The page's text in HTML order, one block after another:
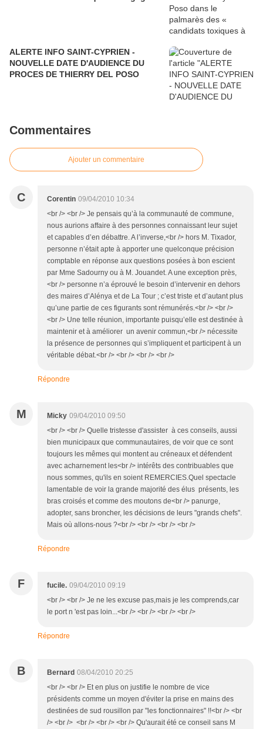
ALERTE INFO SAINT-CYPRIEN -
NOUVELLE DATE D'AUDIENCE DU
PROCES DE THIERRY DEL POSO
Commentaires
Ajouter un commentaire
C Corentin 09/04/2010 10:34
<br /> <br /> Je pensais qu’à la communauté de commune,
nous aurions affaire à des personnes connaissant leur sujet
et capables d’en débattre. A l’inverse,<br /> hors M. Tixador,
personne n’était apte à apporter une quelconque précision
comptable en réponse aux questions posées à bon escient
par Mme Sadourny ou à M. Jouandet. A une exception près,
<br /> personne n’a éprouvé le besoin d’intervenir en dehors
des maires d’Alénya et de La Tour ; c’est triste et d’autant plus
qu’une partie de ces figurants sont rémunérés.<br /> <br />
<br /> Une telle réunion, importante puisqu’elle est destinée à
maintenir et à améliorer un avenir commun,<br /> nécessite
la présence de personnes qui s’impliquent et participent à un
véritable débat.<br /> <br /> <br /> <br />
Répondre
M Micky 09/04/2010 09:50
<br /> <br /> Quelle tristesse d'assister à ces conseils, aussi
bien municipaux que communautaires, de voir que ce sont
toujours les mêmes qui montent au créneaux et défendent
avec acharnement les<br /> intérêts des contribuables que
nous sommes, qu'ils en soient REMERCIES.Quel spectacle
lamentable de voir la grande majorité des élus présents, les
bras croisés et comme des moutons de<br /> panurge,
adopter, sans broncher, les décisions de leurs "grands chefs".
Mais où allons-nous ?<br /> <br /> <br /> <br />
Répondre
F fucile. 09/04/2010 09:19
<br /> <br /> Je ne les excuse pas,mais je les comprends,car
le port n 'est pas loin...<br /> <br /> <br /> <br />
Répondre
B Bernard 08/04/2010 20:25
<br /> <br /> Et en plus on justifie le nombre de vice
présidents comme un moyen d'éviter la prise en mains des
destinées de sud rousillon par "les fonctionnaires" !!<br /> <br
/> <br /> <br /> <br /> <br /> Qu'aurait été ce conseil sans M